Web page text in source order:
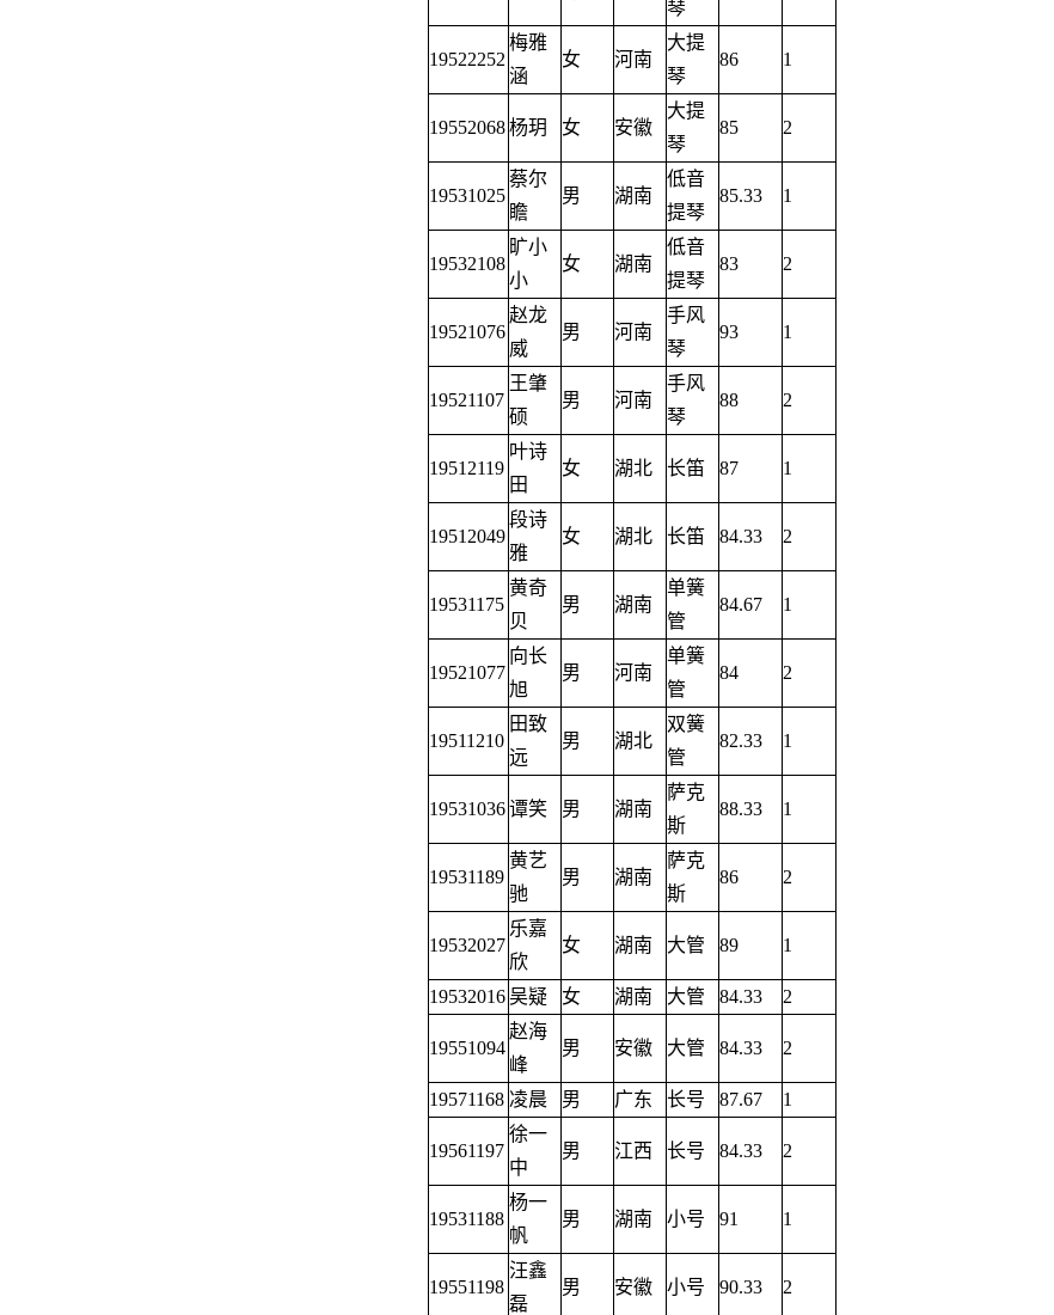
琴
19522252
梅雅
涵
女 河南
大提
琴
86 1
19552068 杨玥 女 安徽
大提
琴
85 2
19531025
蔡尔
瞻
男 湖南
低音
提琴
85.33 1
19532108
旷小
小
女 湖南
低音
提琴
83 2
19521076
赵龙
威
男 河南
手风
琴
93 1
19521107
王肇
硕
男 河南
手风
琴
88 2
19512119
叶诗
田
女 湖北 长笛 87 1
19512049
段诗
雅
女 湖北 长笛 84.33 2
19531175
黄奇
贝
男 湖南
单簧
管
84.67 1
19521077
向长
旭
男 河南
单簧
管
84 2
19511210
田致
远
男 湖北
双簧
管
82.33 1
19531036 谭笑 男 湖南
萨克
斯
88.33 1
19531189
黄艺
驰
男 湖南
萨克
斯
86 2
19532027
乐嘉
欣
女 湖南 大管 89 1
19532016 吴疑 女 湖南 大管 84.33 2
19551094
赵海
峰
男 安徽 大管 84.33 2
19571168 凌晨 男 广东 长号 87.67 1
19561197
徐一
中
男 江西 长号 84.33 2
19531188
杨一
帆
男 湖南 小号 91 1
19551198
汪鑫
磊
男 安徽 小号 90.33 2